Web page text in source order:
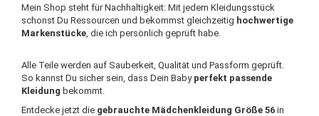
Mein Shop steht für Nachhaltigkeit: Mit jedem Kleidungsstück
schonst Du Ressourcen und bekommst gleichzeitig hochwertige
Markenstücke , die ich persönlich geprüft habe.
Alle Teile werden auf Sauberkeit, Qualität und Passform geprüft.
So kannst Du sicher sein, dass Dein Baby perfekt passende
Kleidung bekommt.
Entdecke jetzt die gebrauchte Mädchenkleidung Größe 56 in